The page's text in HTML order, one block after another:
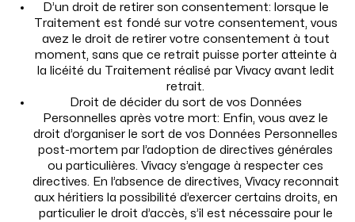
D’un droit de retirer son consentement: lorsque le
Traitement est fondé sur votre consentement, vous
avez le droit de retirer votre consentement à tout
moment, sans que ce retrait puisse porter atteinte à
la licéité du Traitement réalisé par Vivacy avant ledit
retrait.
Droit de décider du sort de vos Données
Personnelles après votre mort: Enfin, vous avez le
droit d’organiser le sort de vos Données Personnelles
post-mortem par l’adoption de directives générales
ou particulières. Vivacy s’engage à respecter ces
directives. En l’absence de directives, Vivacy reconnait
aux héritiers la possibilité d’exercer certains droits, en
particulier le droit d’accès, s’il est nécessaire pour le
© 2024 Laboratoires VIVACY
Mentions légales
Politique de confidentialité